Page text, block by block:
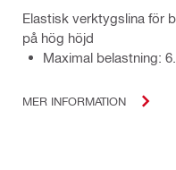
Elastisk verktygslina för
på hög höjd
Maximal belastning:
MER INFORMATION